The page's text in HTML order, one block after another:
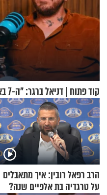
קוד פתוח | דניאל ברגר: "ה-7 באוקטובר גרם לי לחפש תשובות"
הרב רפאל רובין: איך מתאבלים
על טרגדיה בת אלפיים שנה?